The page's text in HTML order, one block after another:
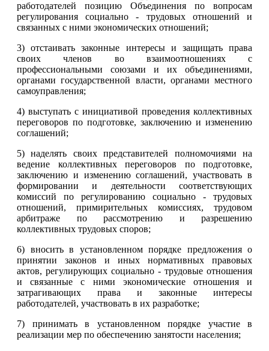
работодателей позицию Объединения по вопросам
регулирования социально - трудовых отношений и
связанных с ними экономических отношений;
3) отстаивать законные интересы и защищать права
своих членов во взаимоотношениях с
профессиональными союзами и их объединениями,
органами государственной власти, органами местного
самоуправления;
4) выступать с инициативой проведения коллективных
переговоров по подготовке, заключению и изменению
соглашений;
5) наделять своих представителей полномочиями на
ведение коллективных переговоров по подготовке,
заключению и изменению соглашений, участвовать в
формировании и деятельности соответствующих
комиссий по регулированию социально - трудовых
отношений, примирительных комиссиях, трудовом
арбитраже по рассмотрению и разрешению
коллективных трудовых споров;
6) вносить в установленном порядке предложения о
принятии законов и иных нормативных правовых
актов, регулирующих социально - трудовые отношения
и связанные с ними экономические отношения и
затрагивающих права и законные интересы
работодателей, участвовать в их разработке;
7) принимать в установленном порядке участие в
реализации мер по обеспечению занятости населения;